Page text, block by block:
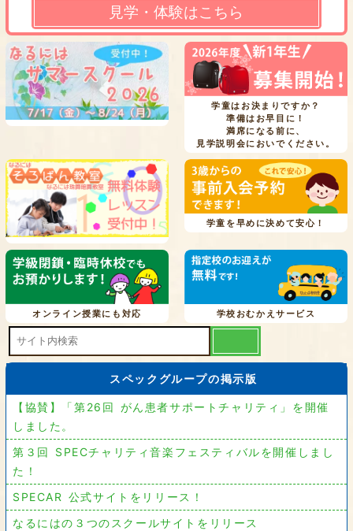
見学・体験はこちら
学童はお決まりですか？
準備はお早目に！
満席になる前に、
見学説明会においでください。
学童を早めに決めて安心！
オンライン授業にも対応 学校おむかえサービス
スペックグループの掲示版
【協賛】「第26回 がん患者サポートチャリティ」を開催
しました。
第３回 SPECチャリティ音楽フェスティバルを開催しまし
た！
SPECAR 公式サイトをリリース！
なるにはの３つのスクールサイトをリリース